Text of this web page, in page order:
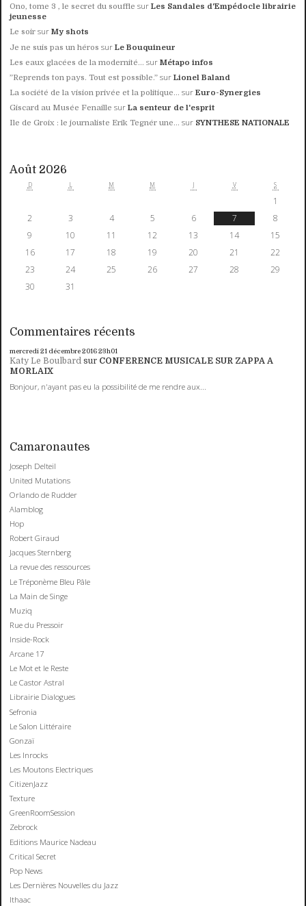
Ono, tome 3 , le secret du souffle surLes Sandales d'Empédocle librairie
jeunesse
Le soir surMy shots
Je ne suis pas un héros surLe Bouquineur
Les eaux glacées de la modernité... surMétapo infos
”Reprends ton pays. Tout est possible.” surLionel Baland
La société de la vision privée et la politique... surEuro-Synergies
Giscard au Musée Fenaille surLa senteur de l'esprit
Ile de Groix : le journaliste Erik Tegnér une... sur SYNTHESE NATIONALE
Août 2026
D L M M J V S
1
2
3 4 5 6 7
8
9
10 11 12 13 14
15
16
17 18 19 20 21
22
23
24 25 26 27 28
29
30
31
Commentaires récents
mercredi 21 décembre 201623h01
Katy Le Boulbard sur CONFERENCE MUSICALE SUR ZAPPA A
MORLAIX
Bonjour, n'ayant pas eu la possibilité de me rendre aux...
Camaronautes
Joseph Delteil
United Mutations
Orlando de Rudder
Alamblog
Hop
Robert Giraud
Jacques Sternberg
La revue des ressources
Le Tréponème Bleu Pâle
La Main de Singe
Muziq
Rue du Pressoir
Inside-Rock
Arcane 17
Le Mot et le Reste
Le Castor Astral
Librairie Dialogues
Sefronia
Le Salon Littéraire
Gonzaï
Les Inrocks
Les Moutons Electriques
CitizenJazz
Texture
GreenRoomSession
Zebrock
Editions Maurice Nadeau
Critical Secret
Pop News
Les Dernières Nouvelles du Jazz
Ithaac